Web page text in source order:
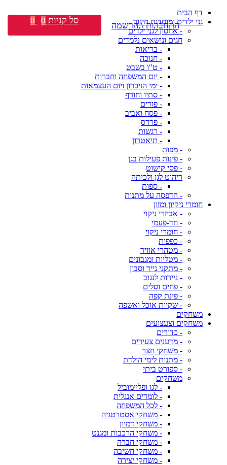
דף הבית
גני ילדים ומוסדות חינוך
- אחסון לגני ילדים
חגים ונושאים נלמדים
- בריאות
- חנוכה
- ט"ו בשבט
- יום המשפחה וחברות
- ימי הזיכרון ויום העצמאות
- סתיו וחורף
- פורים
- פסח ואביב
- פרדס
- רגשות
- תיאטרון
- מפות
- פינות פעילות בגן
- פסי קישוט
ריהוט לגן ולכיתה
- ספות
- הדפסה על מתנות
חומרי ניקיון ומזון
- אביזרי ניקוי
- חד-פעמי
- חומרי ניקוי
- כפפות
- מטהרי אוויר
- מטליות ומגבונים
- מתקני נייר וסבון
- ניירות לנגוב
- פחים וסלים
- פינת קפה
- שקיות אוכל ואשפה
משחקים
משחקים וצעצועים
- כדורים
- מדענים צעירים
- משחקי חצר
- מתנות לימי הולדת
- ספורט ביתי
משחקים
- לגו ופליימוביל
- לומדים אנגלית
- לכל המשפחה
- משחקי אסטרטגיה
- משחקי דמיון
- משחקי הרכבות ומגנט
- משחקי חברה
- משחקי חשיבה
- משחקי יצירה
התחברות \ הרשמה סל קניות 0
0